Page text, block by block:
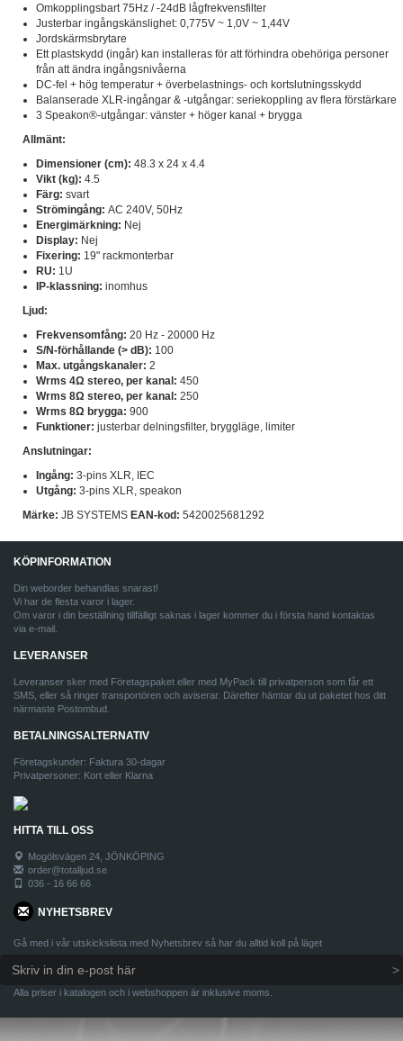
Omkopplingsbart 75Hz / -24dB lågfrekvensfilter
Justerbar ingångskänslighet: 0,775V ~ 1,0V ~ 1,44V
Jordskärmsbrytare
Ett plastskydd (ingår) kan installeras för att förhindra obehöriga personer
från att ändra ingångsnivåerna
DC-fel + hög temperatur + överbelastnings- och kortslutningsskydd
Balanserade XLR-ingångar & -utgångar: seriekoppling av flera förstärkare
3 Speakon®-utgångar: vänster + höger kanal + brygga
Allmänt:
Dimensioner (cm): 48.3 x 24 x 4.4
Vikt (kg): 4.5
Färg: svart
Strömingång: AC 240V, 50Hz
Energimärkning: Nej
Display: Nej
Fixering: 19" rackmonterbar
RU: 1U
IP-klassning: inomhus
Ljud:
Frekvensomfång: 20 Hz - 20000 Hz
S/N-förhållande (> dB): 100
Max. utgångskanaler: 2
Wrms 4Ω stereo, per kanal: 450
Wrms 8Ω stereo, per kanal: 250
Wrms 8Ω brygga: 900
Funktioner: justerbar delningsfilter, bryggläge, limiter
Anslutningar:
Ingång: 3-pins XLR, IEC
Utgång: 3-pins XLR, speakon
Märke: JB SYSTEMS EAN-kod: 5420025681292
KÖPINFORMATION
Din weborder behandlas snarast!
Vi har de flesta varor i lager.
Om varor i din beställning tillfälligt saknas i lager kommer du i första hand kontaktas
via e-mail.
LEVERANSER
Leveranser sker med Företagspaket eller med MyPack till privatperson som får ett
SMS, eller så ringer transportören och aviserar. Därefter hämtar du ut paketet hos ditt
närmaste Postombud.
BETALNINGSALTERNATIV
Företagskunder: Faktura 30-dagar
Privatpersoner: Kort eller Klarna
HITTA TILL OSS
Mogölsvägen 24, JÖNKÖPING
order@totalljud.se
036 - 16 66 66
NYHETSBREV
Gå med i vår utskickslista med Nyhetsbrev så har du alltid koll på läget
Alla priser i katalogen och i webshoppen är inklusive moms.